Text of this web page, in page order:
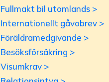
Fullmakt bil utomlands >
Internationellt gåvobrev >
Föräldramedgivande >
Besöksförsäkring >
Visumkrav >